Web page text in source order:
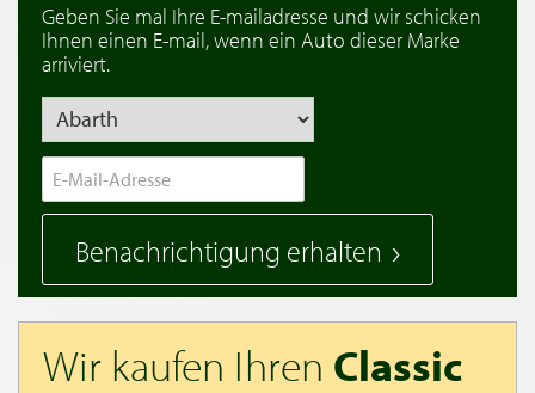
Geben Sie mal Ihre E-mailadresse und wir schicken
Ihnen einen E-mail, wenn ein Auto dieser Marke
arriviert.
Benachrichtigung erhalten
Wir kaufen Ihren Classic